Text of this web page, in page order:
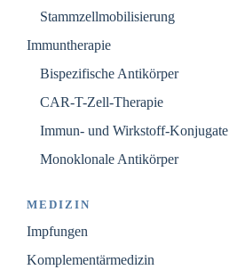
Stammzellmobilisierung
Immuntherapie
Bispezifische Antikörper
CAR-T-Zell-Therapie
Immun- und Wirkstoff-Konjugate
Monoklonale Antikörper
MEDIZIN
Impfungen
Komplementärmedizin